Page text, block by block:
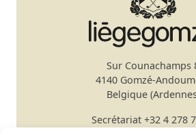
Sur Counachamps
4140 Gomzé-
Belgique
Secrétariat+32 4 278